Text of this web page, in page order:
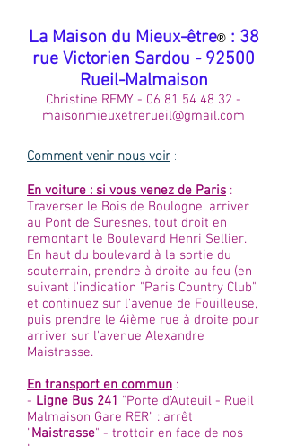
​La Maison du Mieux-être®: 38
rue Victorien Sardou - 92500
Rueil-Malmaison
Christine REMY - 06 81 54 48 32 -
maisonmieuxetrerueil@gmail.com
Comment venir nous voir:
En voiture : si vous venez de Paris :
Traverser le Bois de Boulogne, arriver
au Pont de Suresnes, tout droit en
remontant le Boulevard Henri Sellier.
En haut du boulevard à la sortie du
souterrain, prendre à droite au feu (en
suivant l'indication "Paris Country Club"
et continuez sur l'avenue de Fouilleuse,
puis prendre le 4ième rue à droite pour
arriver sur l'avenue Alexandre
Maistrasse.
En transport en commun :
- Ligne Bus 241 "Porte d'Auteuil - Rueil
Malmaison Gare RER" : arrêt
"Maistrasse" - trottoir en face de nos